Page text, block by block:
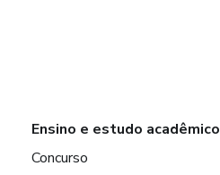
Ensino e estudo acadêmico
Concurso